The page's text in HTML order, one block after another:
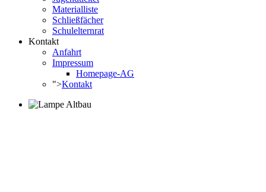
Materialliste
Schließfächer
Schulelternrat
Kontakt
Anfahrt
Impressum
Homepage-AG
">Kontakt